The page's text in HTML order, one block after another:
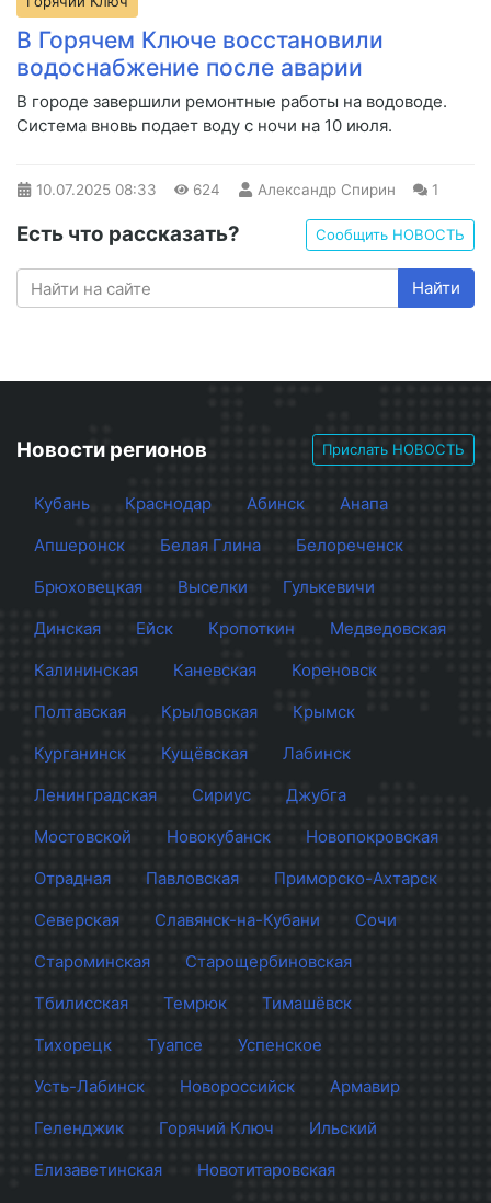
В Горячем Ключе восстановили
водоснабжение после аварии
В городе завершили ремонтные работы на водоводе.
Система вновь подает воду с ночи на 10 июля.
10.07.2025 08:33 624 Александр Спирин 1
Есть что рассказать? Сообщить НОВОСТЬ
Найти
Новости регионов Прислать НОВОСТЬ
Кубань Краснодар Абинск
Анапа
Апшеронск
Белая Глина
Белореченск
Брюховецкая
Выселки
Гулькевичи
Динская
Ейск Кропоткин
Медведовская
Калининская
Каневская
Кореновск
Полтавская
Крыловская
Крымск
Курганинск
Кущёвская
Лабинск
Ленинградская
Сириус
Джубга
Мостовской
Новокубанск
Новопокровская
Отрадная
Павловская
Приморско-Ахтарск
Северская
Славянск-на-Кубани
Сочи
Староминская
Старощербиновская
Тбилисская
Темрюк
Тимашёвск
Тихорецк
Туапсе
Успенское
Усть-Лабинск
Новороссийск
Армавир
Геленджик
Горячий Ключ
Ильский
Елизаветинская
Новотитаровская